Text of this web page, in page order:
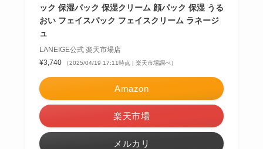
ック 保湿パック 保湿クリーム 顔パック 保湿 うる
おい フェイスパック フェイスクリーム ラネージ
ュ
LANEIGE公式 楽天市場店
¥3,740
（2025/04/19 17:11時点 | 楽天市場調べ）
Amazon
楽天市場
メルカリ